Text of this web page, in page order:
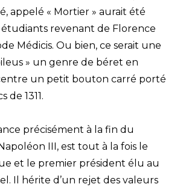
appelé « Mortier » aurait été
revenant de Florence
Médicis. Ou bien, ce serait une
» un genre de béret en
un petit bouton carré porté
de 1311.
précisément à la fin du
III, est tout à la fois le
et le premier président élu au
Il hérite d’un rejet des valeurs